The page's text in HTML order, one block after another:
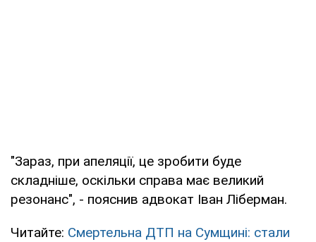
"Зараз, при апеляції, це зробити буде
складніше, оскільки справа має великий
резонанс", - пояснив адвокат Іван Ліберман.
Читайте: Смертельна ДТП на Сумщині: стали